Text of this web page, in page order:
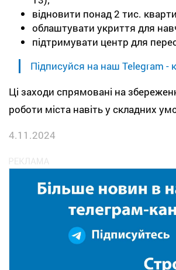
відновити понад 2 тис.
облаштувати укриття для
підтримувати центр для
Підписуйся на наш Telegram -
Ці заходи спрямовані на
роботи міста навіть у складних
4.11.2024